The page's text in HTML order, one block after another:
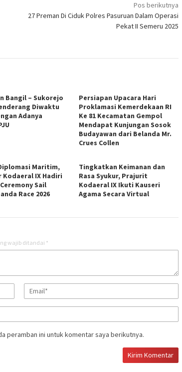
Pos berikutnya
27 Preman Di Ciduk Polres Pasuruan Dalam Operasi
Pekat II Semeru 2025
Bangil – Sukorejo
Diwaktu
Adanya
Persiapan Upacara Hari
Proklamasi Kemerdekaan RI
Ke 81 Kecamatan Gempol
Mendapat Kunjungan Sosok
Budayawan dari Belanda Mr.
Crues Collen
Maritim,
IX Hadiri
Sail
Race 2026
Tingkatkan Keimanan dan
Rasa Syukur, Prajurit
Kodaeral IX Ikuti Kauseri
Agama Secara Virtual
wajib ditandai *
peramban ini untuk komentar saya berikutnya.